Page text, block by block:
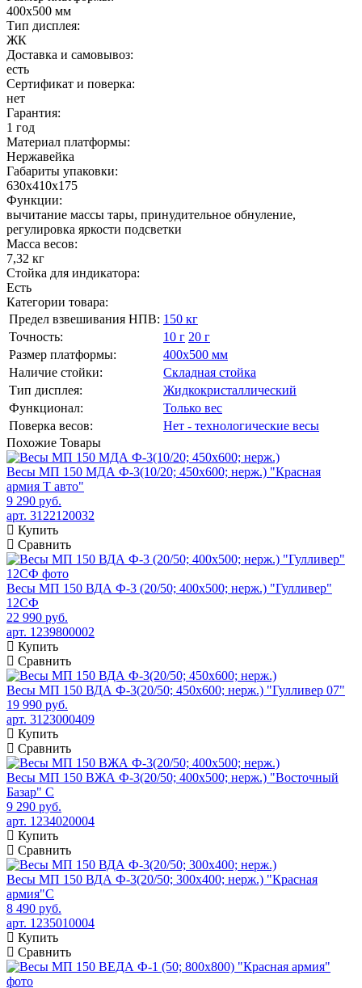
400х500 мм
Тип дисплея:
ЖК
Доставка и самовывоз:
есть
Сертификат и поверка:
нет
Гарантия:
1 год
Материал платформы:
Нержавейка
Габариты упаковки:
630х410х175
Функции:
вычитание массы тары, принудительное обнуление,
регулировка яркости подсветки
Масса весов:
7,32 кг
Стойка для индикатора:
Есть
Категории товара:
Предел взвешивания НПВ: 150 кг
Точность:
10 г 20 г
Размер платформы:
400х500 мм
Наличие стойки:
Складная стойка
Тип дисплея:
Жидкокристаллический
Функционал:
Только вес
Поверка весов:
Нет - технологические весы
Похожие Товары
Весы МП 150 МДА Ф-3(10/20; 450х600; нерж.) "Красная
армия Т авто"
9 290 руб.
арт. 3122120032
Купить
Сравнить
Весы МП 150 ВДА Ф-3 (20/50; 400х500; нерж.) "Гулливер"
12СФ
22 990 руб.
арт. 1239800002
Купить
Сравнить
Весы МП 150 ВДА Ф-3(20/50; 450х600; нерж.) "Гулливер 07"
19 990 руб.
арт. 3123000409
Купить
Сравнить
Весы МП 150 ВЖА Ф-3(20/50; 400х500; нерж.) "Восточный
Базар" С
9 290 руб.
арт. 1234020004
Купить
Сравнить
Весы МП 150 ВДА Ф-3(20/50; 300х400; нерж.) "Красная
армия"C
8 490 руб.
арт. 1235010004
Купить
Сравнить